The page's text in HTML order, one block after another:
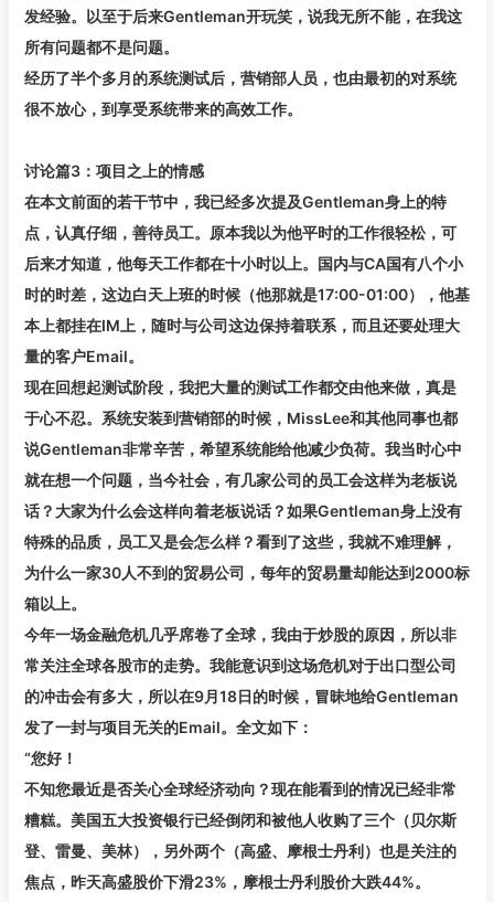
发经验。以至于后来Gentleman开玩笑，说我无所不能，在我这
所有问题都不是问题。
经历了半个多月的系统测试后，营销部人员，也由最初的对系统
很不放心，到享受系统带来的高效工作。
讨论篇3：项目之上的情感
在本文前面的若干节中，我已经多次提及Gentleman身上的特
点，认真仔细，善待员工。原本我以为他平时的工作很轻松，可
后来才知道，他每天工作都在十小时以上。国内与CA国有八个小
时的时差，这边白天上班的时候（他那就是17:00-01:00），他基
本上都挂在IM上，随时与公司这边保持着联系，而且还要处理大
量的客户Email。
现在回想起测试阶段，我把大量的测试工作都交由他来做，真是
于心不忍。系统安装到营销部的时候，MissLee和其他同事也都
说Gentleman非常辛苦，希望系统能给他减少负荷。我当时心中
就在想一个问题，当今社会，有几家公司的员工会这样为老板说
话？大家为什么会这样向着老板说话？如果Gentleman身上没有
特殊的品质，员工又是会怎么样？看到了这些，我就不难理解，
为什么一家30人不到的贸易公司，每年的贸易量却能达到2000标
箱以上。
今年一场金融危机几乎席卷了全球，我由于炒股的原因，所以非
常关注全球各股市的走势。我能意识到这场危机对于出口型公司
的冲击会有多大，所以在9月18日的时候，冒昧地给Gentleman
发了一封与项目无关的Email。全文如下：
“您好！
不知您最近是否关心全球经济动向？现在能看到的情况已经非常
糟糕。美国五大投资银行已经倒闭和被他人收购了三个（贝尔斯
登、雷曼、美林），另外两个（高盛、摩根士丹利）也是关注的
焦点，昨天高盛股价下滑23%，摩根士丹利股价大跌44%。